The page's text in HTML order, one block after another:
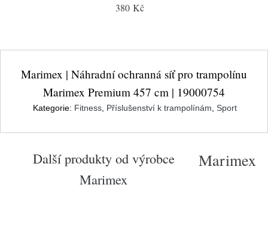
380 Kč
Marimex | Náhradní ochranná síť pro trampolínu
Marimex Premium 457 cm | 19000754
Kategorie: Fitness, Příslušenství k trampolínám Sport
Další produkty od výrobce
Marimex
Marimex